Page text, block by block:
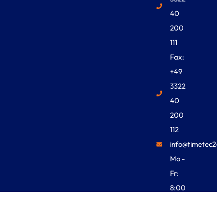
40
200
111
Fax:
+49
3322
40
200
112
Mo -
Fr:
8:00